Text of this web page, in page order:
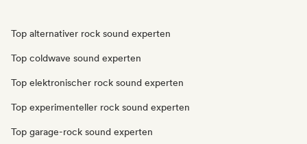
Top alternativer rock sound experten
Top coldwave sound experten
Top elektronischer rock sound experten
Top experimenteller rock sound experten
Top garage-rock sound experten